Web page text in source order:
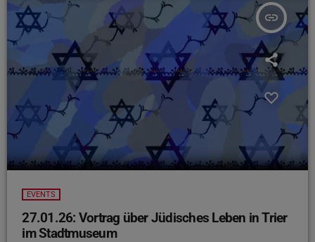
insert_link
EVENTS
27.01.26: Vortrag über Jüdisches Leben in Trier
im Stadtmuseum